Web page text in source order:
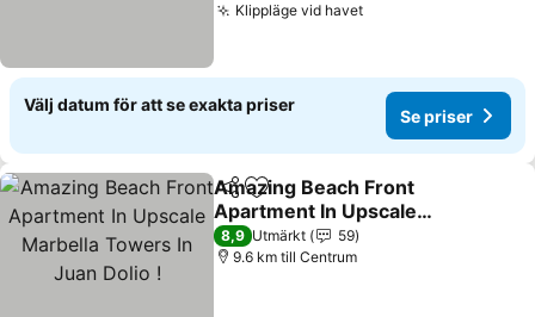
Klippläge vid havet
Välj datum för att se exakta priser
Se priser
Dela Lägg till i Mina Favoriter
Amazing Beach Front
Apartment In Upscale
Marbella Towers In Juan
Dolio !
8,9 Utmärkt
59
9.6 km till Centrum